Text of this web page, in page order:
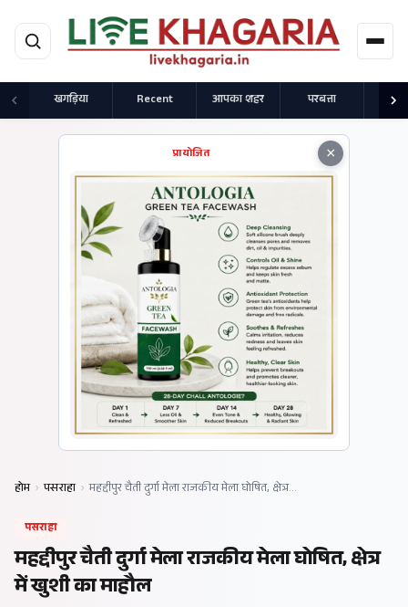
मुख्य सामग्री पर जाएं
खगड़िया Recent आपका शहर परबत्ता
×
प्रायोजित
होम › पसराहा › महद्दीपुर चैती दुर्गा मेला राजकीय मेला घोषित, क्षेत्र…
पसराहा
महद्दीपुर चैती दुर्गा मेला राजकीय मेला घोषित, क्षेत्र
में खुशी का माहौल